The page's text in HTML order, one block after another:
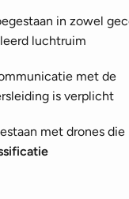
in zowel
luchtruim
met de
is verplicht
met drones die